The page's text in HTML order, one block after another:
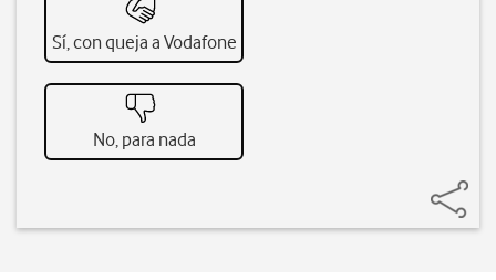
Sí, con queja a Vodafone
No, para nada